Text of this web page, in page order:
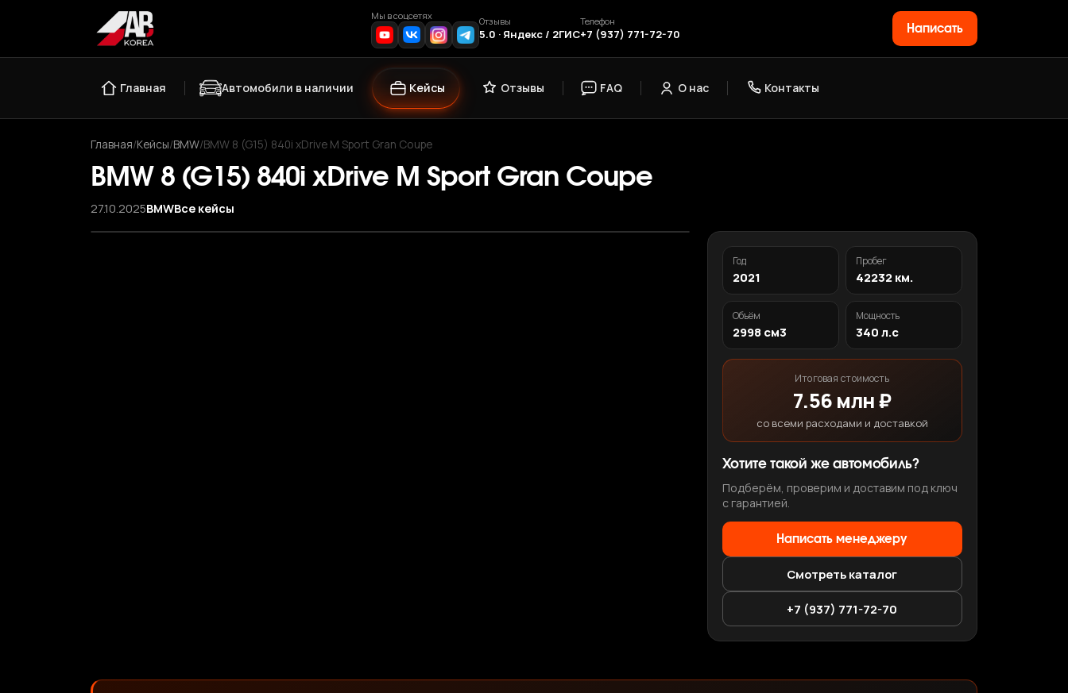
Мы в соцсетях Отзывы
5.0 · Яндекс / 2ГИС
Телефон
+7 (937) 771-72-70 Написать
Главная Автомобили в наличии Кейсы Отзывы FAQ О нас Контакты
Главная/Кейсы/BMW/BMW 8 (G15) 840i xDrive M Sport Gran Coupe
BMW 8 (G15) 840i xDrive M Sport Gran Coupe
27.10.2025BMWВсе кейсы
‹
›
Год
2021
Пробег
42232 км.
Объём
2998 см3
Мощность
340 л.с
Итоговая стоимость
7.56 млн ₽
со всеми расходами и доставкой
Хотите такой же автомобиль?
Подберём, проверим и доставим под ключ
с гарантией.
Написать менеджеру
Смотреть каталог
+7 (937) 771-72-70